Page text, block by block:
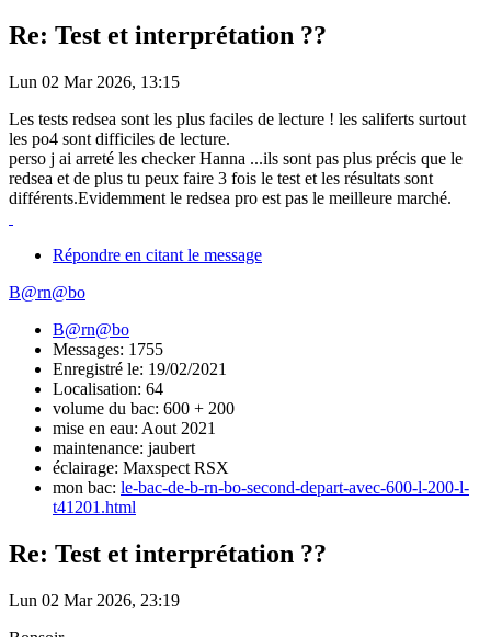
Re: Test et interprétation ??
Lun 02 Mar 2026, 13:15
Les tests redsea sont les plus faciles de lecture ! les saliferts surtout
les po4 sont difficiles de lecture.
perso j ai arreté les checker Hanna ...ils sont pas plus précis que le
redsea et de plus tu peux faire 3 fois le test et les résultats sont
différents.Evidemment le redsea pro est pas le meilleure marché.
Répondre en citant le message
B@rn@bo
B@rn@bo
Messages: 1755
Enregistré le: 19/02/2021
Localisation: 64
volume du bac: 600 + 200
mise en eau: Aout 2021
maintenance: jaubert
éclairage: Maxspect RSX
mon bac: le-bac-de-b-rn-bo-second-depart-avec-600-l-200-l-
t41201.html
Re: Test et interprétation ??
Lun 02 Mar 2026, 23:19